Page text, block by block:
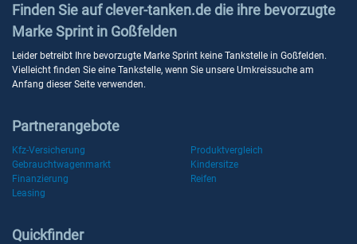
Finden Sie auf clever-tanken.de die ihre bevorzugte
Marke Sprint in Goßfelden
Leider betreibt Ihre bevorzugte Marke Sprint keine Tankstelle in Goßfelden.
Vielleicht finden Sie eine Tankstelle, wenn Sie unsere Umkreissuche am
Anfang dieser Seite verwenden.
Partnerangebote
Kfz-Versicherung
Produktvergleich
Gebrauchtwagenmarkt
Kindersitze
Finanzierung
Reifen
Leasing
Quickfinder